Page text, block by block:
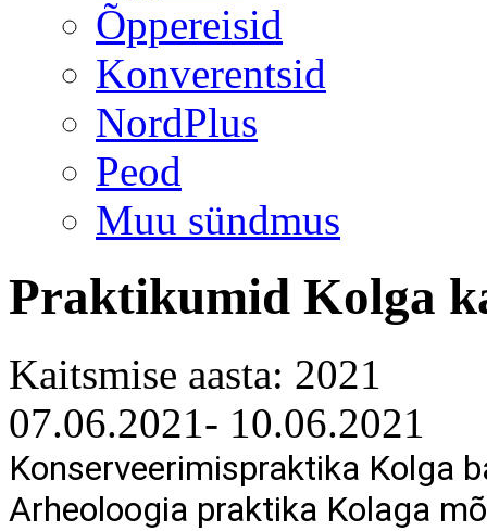
Õppereisid
Konverentsid
NordPlus
Peod
Muu sündmus
Praktikumid Kolga
Kaitsmise aasta: 2021
07.06.2021- 10.06.2021
Konserveerimispraktika Kolga
Arheoloogia praktika Kolaga